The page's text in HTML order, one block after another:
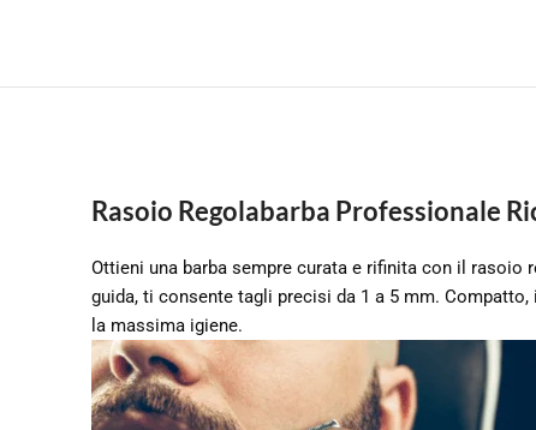
Rasoio Regolabarba Professionale
Ottieni una barba sempre curata e rifinita con il rasoio
guida, ti consente tagli precisi da 1 a 5 mm.
la massima igiene.